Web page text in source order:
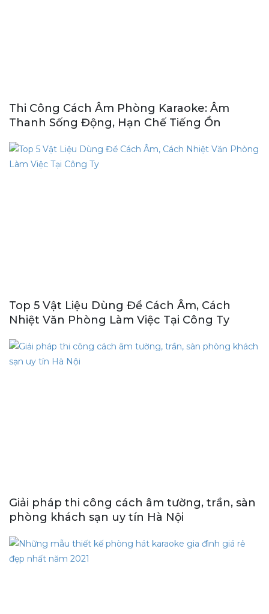
Thi Công Cách Âm Phòng Karaoke: Âm
Thanh Sống Động, Hạn Chế Tiếng Ồn
Top 5 Vật Liệu Dùng Để Cách Âm, Cách
Nhiệt Văn Phòng Làm Việc Tại Công Ty
Giải pháp thi công cách âm tường, trần, sàn
phòng khách sạn uy tín Hà Nội